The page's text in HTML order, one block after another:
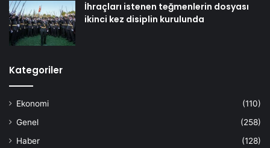
İhraçları istenen teğmenlerin dosyası
ikinci kez disiplin kurulunda
Kategoriler
Ekonomi
(110)
Genel
(258)
Haber
(128)